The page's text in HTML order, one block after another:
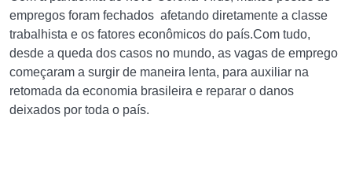
empregos foram fechados afetando diretamente a classe
trabalhista e os fatores econômicos do país.Com tudo,
desde a queda dos casos no mundo, as vagas de emprego
começaram a surgir de maneira lenta, para auxiliar na
retomada da economia brasileira e reparar o danos
deixados por toda o país.